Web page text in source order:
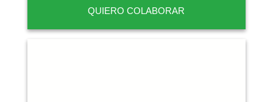
QUIERO COLABORAR